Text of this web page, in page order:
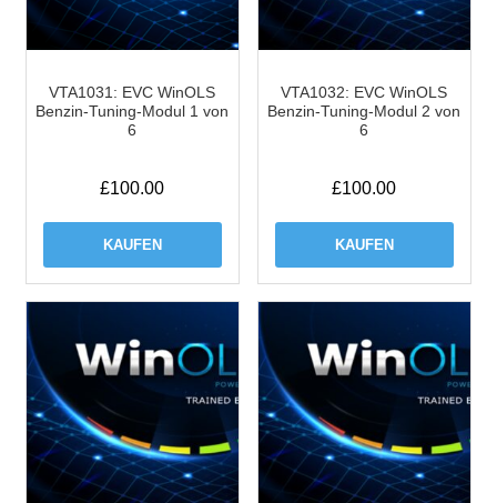
VTA1031: EVC WinOLS
Benzin-Tuning-Modul 1 von
6
£100.00
KAUFEN
VTA1032: EVC WinOLS
Benzin-Tuning-Modul 2 von
6
£100.00
KAUFEN